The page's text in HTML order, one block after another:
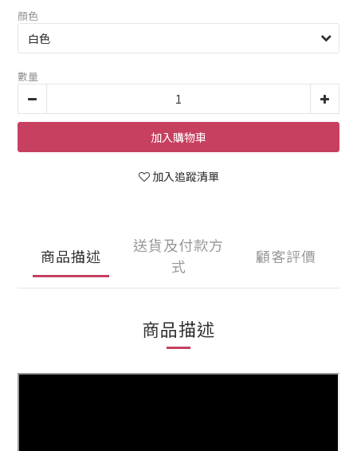
顏色
數量
加入購物車
加入追蹤清單
商品描述
送貨及付款方
式
顧客評價
商品描述